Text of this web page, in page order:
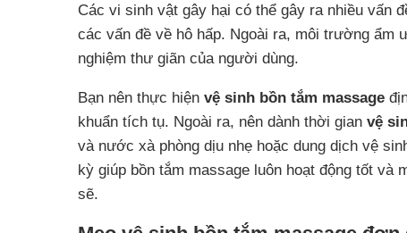
Các vi sinh vật gây hại có thể gây ra nhiều vấn
các vấn đề về hô hấp. Ngoài ra, môi trường ẩm
nghiệm thư giãn của người dùng.
Bạn nên thực hiện vệ sinh bồn tắm massage
khuẩn tích tụ. Ngoài ra, nên dành thời gian vệ
và nước xà phòng dịu nhẹ hoặc dung dịch vệ
kỳ giúp bồn tắm massage luôn hoạt động tốt và
sẽ.